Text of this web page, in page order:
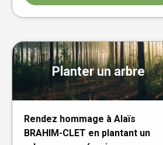
Planter un arbre
Rendez hommage à Alaïs
BRAHIM-CLET en plantant un